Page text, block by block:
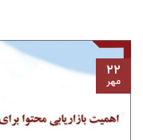
۲۲
مهر